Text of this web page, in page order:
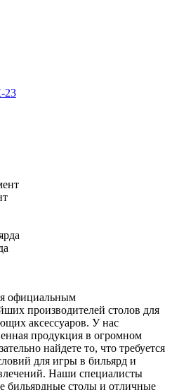
23
официальным
производителей столов для
аксессуаров. У нас
продукция в огромном
найдете то, что требуется
для игры в бильярд и
Наши специалисты
бильярдные столы и отличные